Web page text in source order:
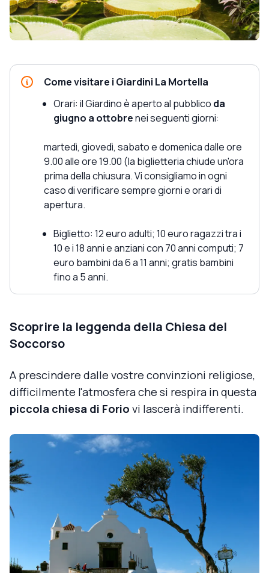
Come visitare i Giardini La Mortella
Orari: il Giardino è aperto al pubblico da
giugno a ottobrenei seguenti giorni:
martedì, giovedì, sabato e domenica dalle ore
9.00 alle ore 19.00 (la biglietteria chiude un'ora
prima della chiusura. Vi consigliamo in ogni
caso di verificare sempre giorni e orari di
apertura.
Biglietto: 12 euro adulti; 10 euro ragazzi tra i
10 e i 18 anni e anziani con 70 anni computi; 7
euro bambini da 6 a 11 anni; gratis bambini
fino a 5 anni.
Scoprire la leggenda della Chiesa del
Soccorso
A prescindere dalle vostre convinzioni religiose,
difficilmente l'atmosfera che si respira in questa
piccola chiesa di Forio vi lascerà indifferenti.